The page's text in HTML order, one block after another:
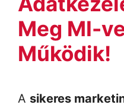
Meg MI-
Működik!
A sikeres